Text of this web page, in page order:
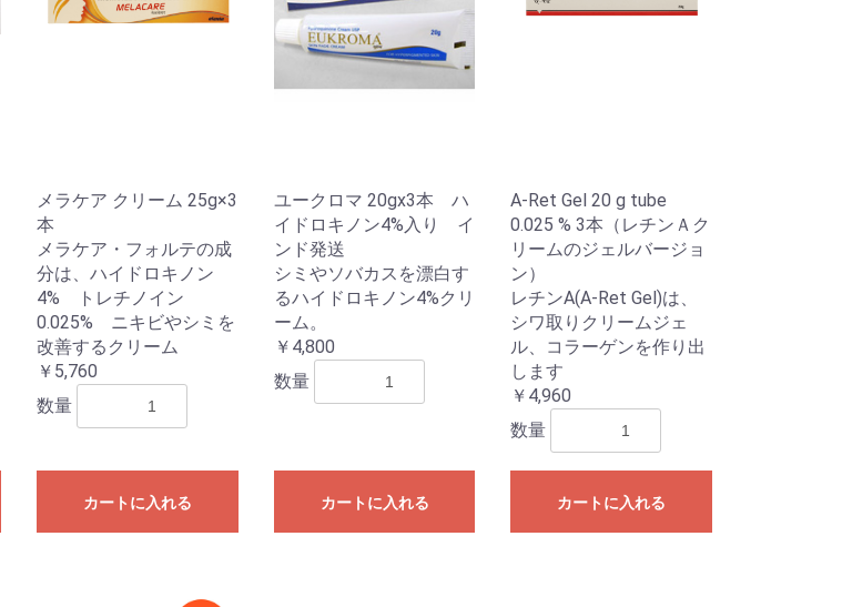
メラケア クリーム 25g×3
本
メラケア・フォルテの成
分は、ハイドロキノン
4% トレチノイン
0.025% ニキビやシミを
改善するクリーム
￥5,760
数量
カートに入れる
ユークロマ 20gx3本 ハ
イドロキノン4%入り イ
ンド発送
シミやソバカスを漂白す
るハイドロキノン4%クリ
ーム。
￥4,800
数量
カートに入れる
A-Ret Gel 20 g tube
0.025 % 3本（レチンＡク
リームのジェルバージョ
ン）
レチンA(A-Ret Gel)は、
シワ取りクリームジェ
ル、コラーゲンを作り出
します
￥4,960
数量
カートに入れる